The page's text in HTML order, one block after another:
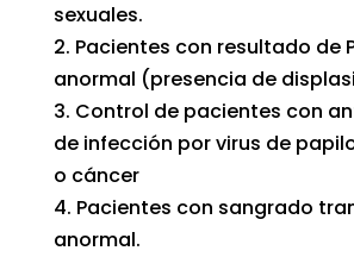
sexuales.
2. Pacientes con resultado de
anormal (presencia de
3. Control de pacientes con
de infección por virus de
o cáncer
4. Pacientes con sangrado
anormal.